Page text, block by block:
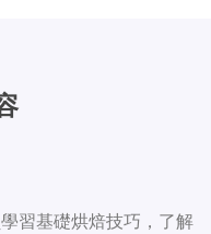
習基礎烘焙技巧，了解